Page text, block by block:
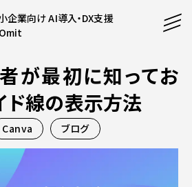
企業向け AI導入・DX支援
が最初に知ってお
ド線の表示方法
Canva ブログ